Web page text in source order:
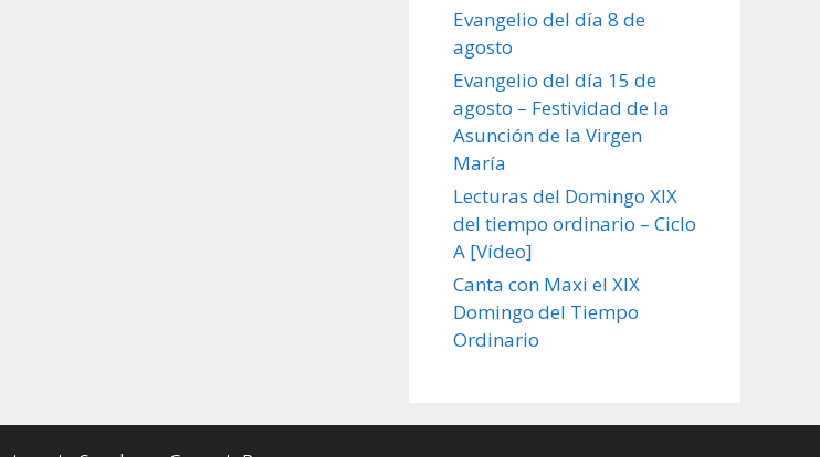
Evangelio del día 8 de
agosto
Evangelio del día 15 de
agosto – Festividad de la
Asunción de la Virgen
María
Lecturas del Domingo XIX
del tiempo ordinario – Ciclo
A [Vídeo]
Canta con Maxi el XIX
Domingo del Tiempo
Ordinario